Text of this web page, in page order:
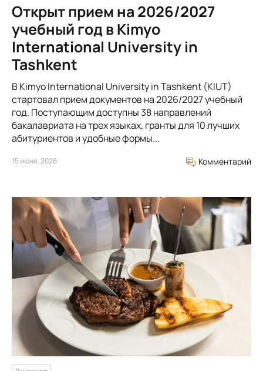
Открыт прием на 2026/2027
учебный год в Kimyo
International University in
Tashkent
В Kimyo International University in Tashkent (KIUT)
стартовал прием документов на 2026/2027 учебный
год. Поступающим доступны 38 направлений
бакалавриата на трех языках, гранты для 10 лучших
абитуриентов и удобные формы...
15 июня, 2026 Комментарий